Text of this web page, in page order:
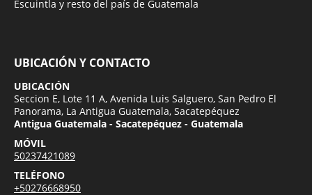
Escuintla y resto del país de Guatemala
UBICACIÓN Y CONTACTO
UBICACIÓN
Seccion E, Lote 11 A, Avenida Luis Salguero, San Pedro El
Panorama, La Antigua Guatemala, Sacatepéquez
Antigua Guatemala - Sacatepéquez - Guatemala
MÓVIL
50237421089
TELÉFONO
+50276668950